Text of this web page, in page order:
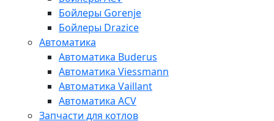
Бойлеры Gorenje
Бойлеры Drazice
Автоматика
Автоматика Buderus
Автоматика Viessmann
Автоматика Vaillant
Автоматика ACV
Запчасти для котлов